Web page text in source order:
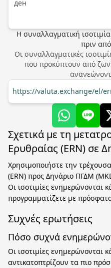
ден
Η συναλλαγματική ισοτιμία
πριν από
Οι συναλλαγματικές
που προκύπτουν από
https://valuta.exchange/el/
Σχετικά με τη
Ερυθραίας (ERN) σε
Χρησιμοποιήστε την
(ERN) προς Δηνάριο ΠΓΔΜ
Οι ισοτιμίες ενημερώνονται
προγραμματίζετε με
Συχνές ερωτήσεις
Πόσο συχνά
Οι ισοτιμίες ενημερώνονται
αντικατοπτρίζουν τα πιο